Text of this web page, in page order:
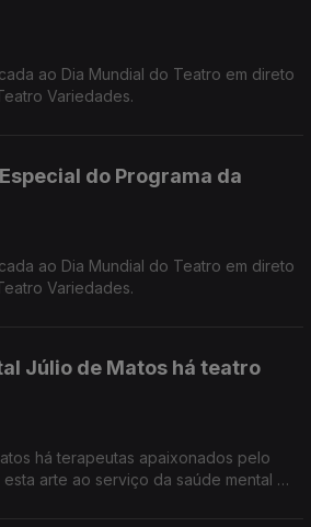
ao Dia Mundial do Teatro em direto
Variedades.
do Programa da
ao Dia Mundial do Teatro em direto
Variedades.
Júlio de Matos há teatro
há terapeutas apaixonados pelo
arte ao serviço da saúde mental há